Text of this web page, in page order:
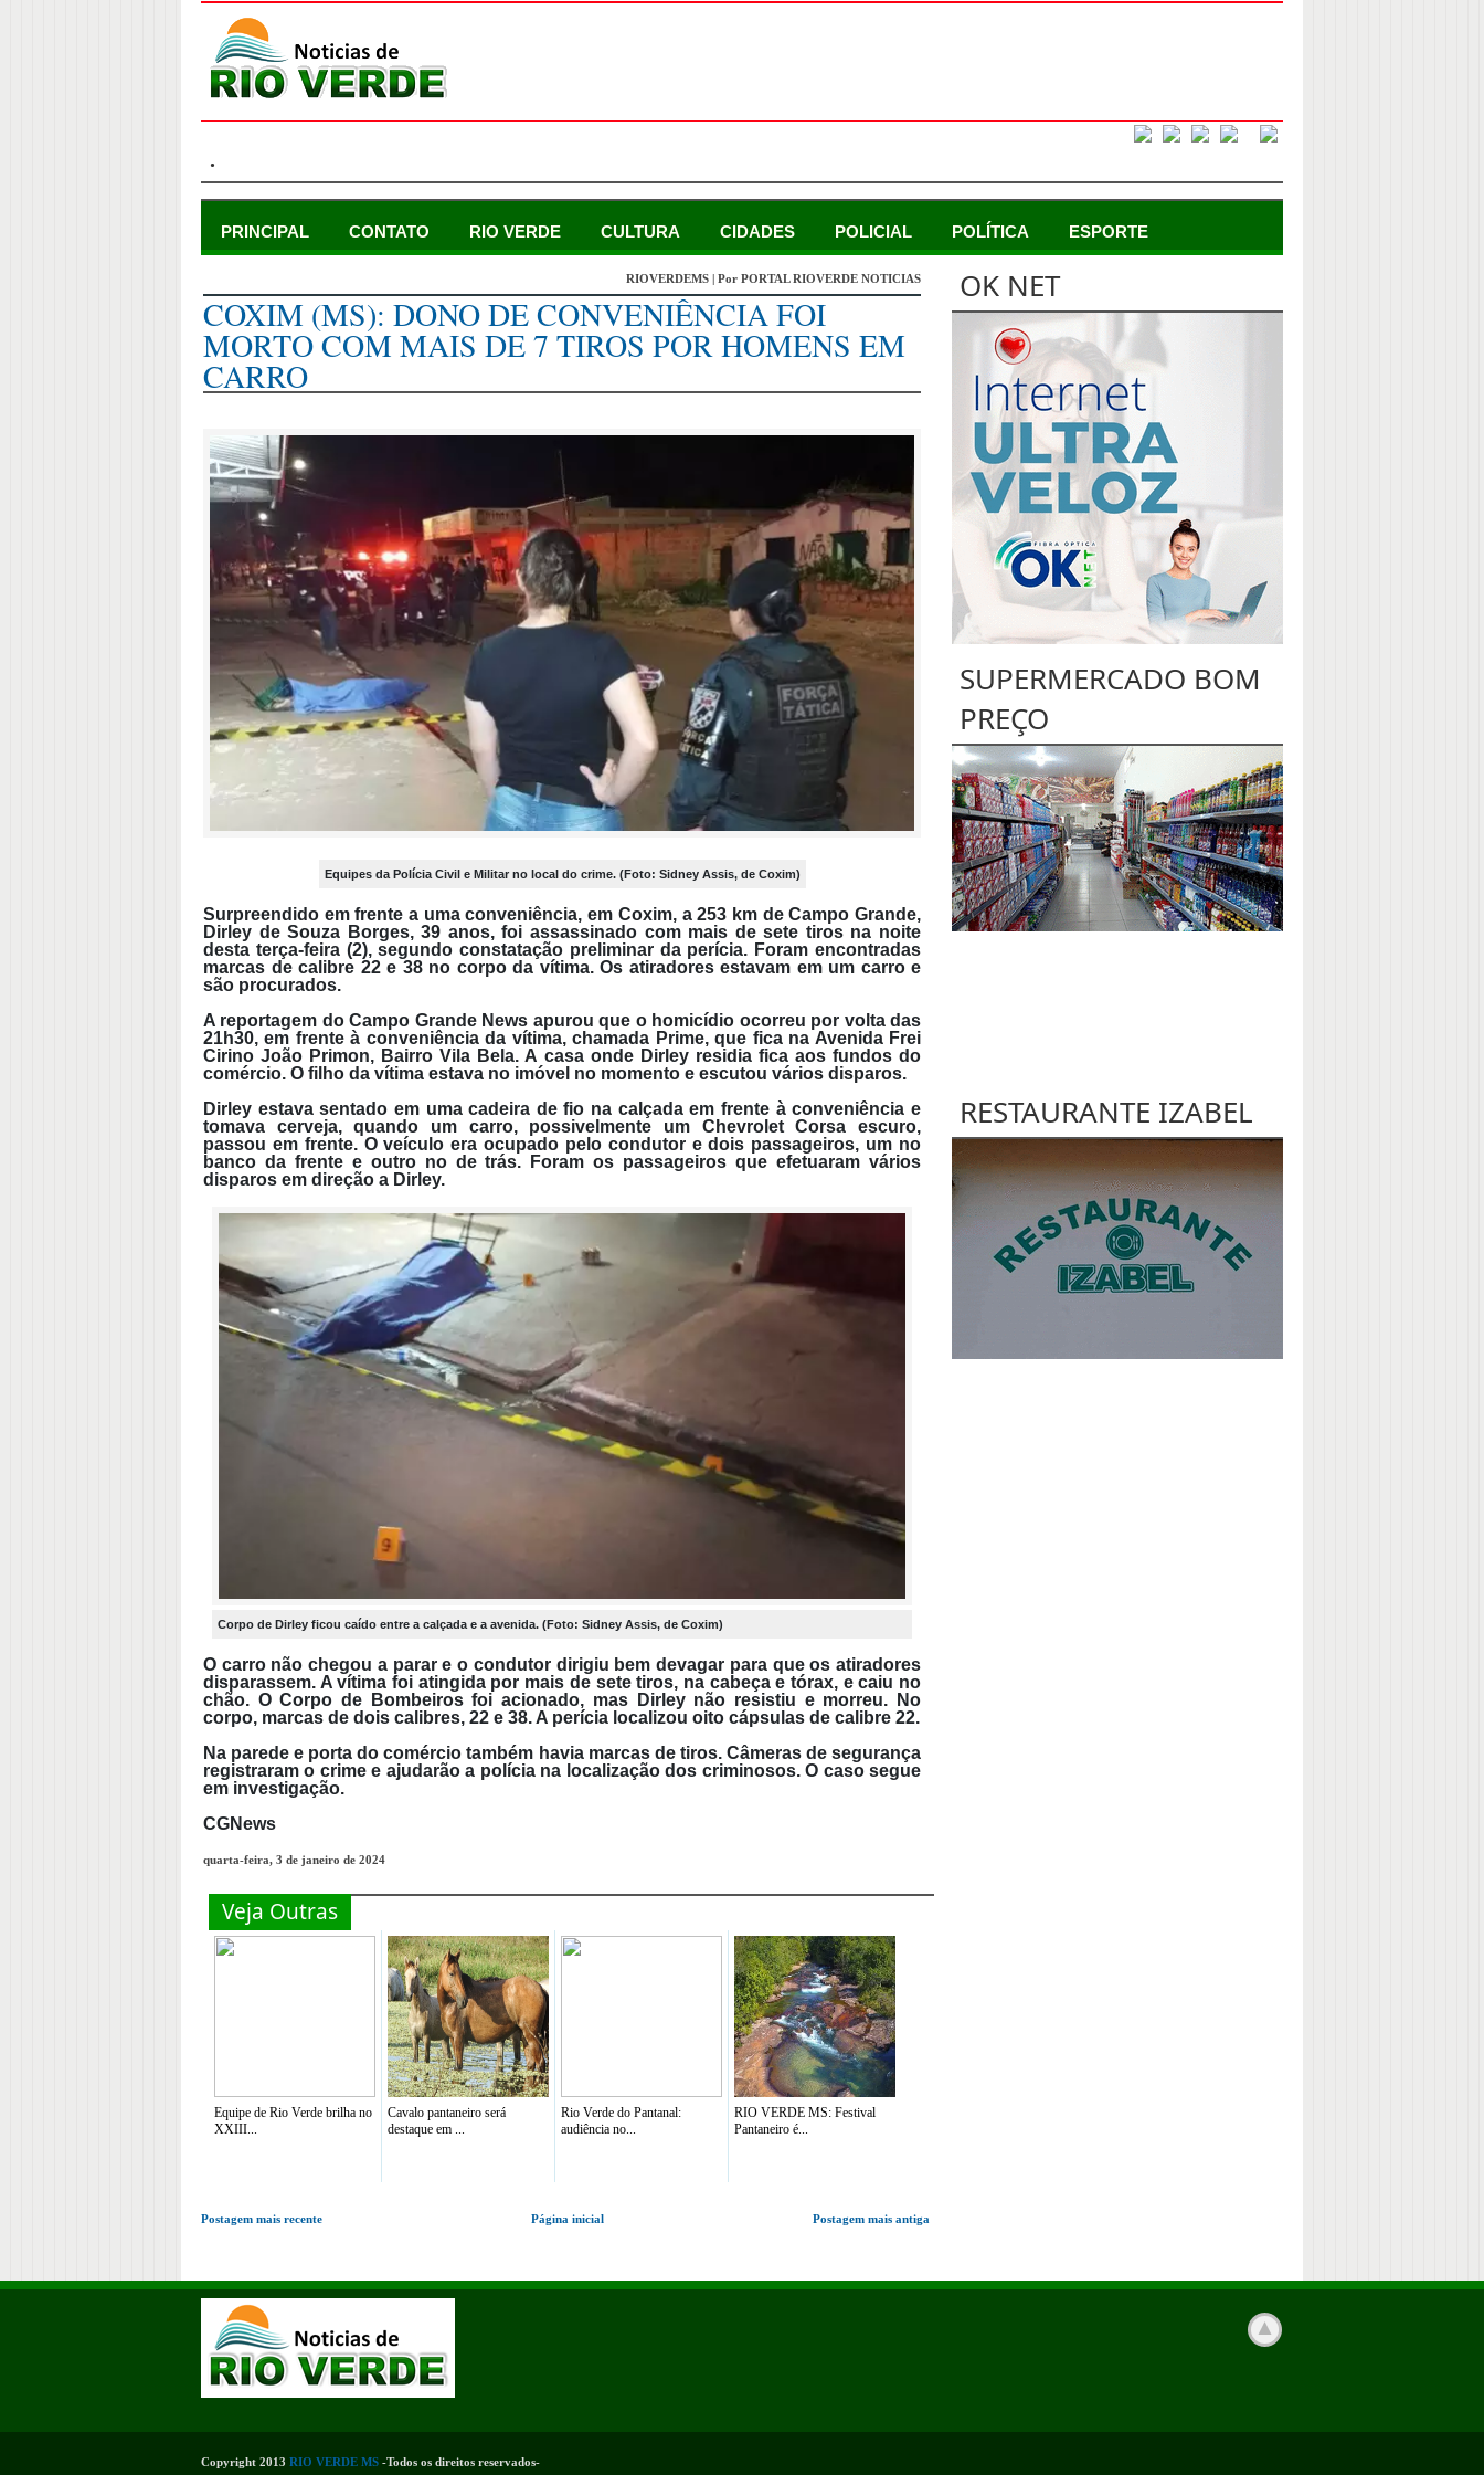
.
PRINCIPAL CONTATO RIO VERDE CULTURA CIDADES POLICIAL POLÍTICA ESPORTE
RIOVERDEMS | Por PORTAL RIOVERDE NOTICIAS
COXIM (MS): DONO DE CONVENIÊNCIA FOI
MORTO COM MAIS DE 7 TIROS POR HOMENS EM
CARRO
Equipes da Polícia Civil e Militar no local do crime. (Foto: Sidney Assis, de Coxim)
Surpreendido em frente a uma conveniência, em Coxim, a 253 km de Campo Grande,
Dirley de Souza Borges, 39 anos, foi assassinado com mais de sete tiros na noite
desta terça-feira (2), segundo constatação preliminar da perícia. Foram encontradas
marcas de calibre 22 e 38 no corpo da vítima. Os atiradores estavam em um carro e
são procurados.
A reportagem doCampo Grande News apurou que o homicídio ocorreu por volta das
21h30, em frente à conveniência da vítima, chamada Prime, que fica na Avenida Frei
Cirino João Primon, Bairro Vila Bela. A casa onde Dirley residia fica aos fundos do
comércio. O filho da vítima estava no imóvel no momento e escutou vários disparos.
Dirley estava sentado em uma cadeira de fio na calçada em frente à conveniência e
tomava cerveja, quando um carro, possivelmente um Chevrolet Corsa escuro,
passou em frente. O veículo era ocupado pelo condutor e dois passageiros, um no
banco da frente e outro no de trás. Foram os passageiros que efetuaram vários
disparos em direção a Dirley.
Corpo de Dirley ficou caído entre a calçada e a avenida. (Foto: Sidney Assis, de Coxim)
O carro não chegou a parar e o condutor dirigiu bem devagar para que os atiradores
disparassem. A vítima foi atingida por mais de sete tiros, na cabeça e tórax, e caiu no
chão. O Corpo de Bombeiros foi acionado, mas Dirley não resistiu e morreu. No
corpo, marcas de dois calibres, 22 e 38. A perícia localizou oito cápsulas de calibre 22.
Na parede e porta do comércio também havia marcas de tiros. Câmeras de segurança
registraram o crime e ajudarão a polícia na localização dos criminosos. O caso segue
em investigação.
CGNews
quarta-feira, 3 de janeiro de 2024
Veja Outras
Equipe de Rio Verde brilha no
XXIII...
Cavalo pantaneiro será
destaque em ...
Rio Verde do Pantanal:
audiência no...
RIO VERDE MS: Festival
Pantaneiro é...
Postagem mais recente Postagem mais antiga
Página inicial
OK NET
SUPERMERCADO BOM
PREÇO
RESTAURANTE IZABEL
Copyright 2013 RIO VERDE MS -Todos os direitos reservados-